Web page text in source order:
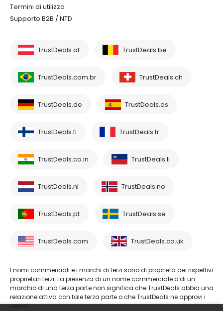
Termini di utilizzo
Supporto B2B / NTD
TrustDeals.at TrustDeals.be
TrustDeals.com.br TrustDeals.ch
TrustDeals.de TrustDeals.es
TrustDeals.fi TrustDeals.fr
TrustDeals.co.in TrustDeals.li
TrustDeals.nl TrustDeals.no
TrustDeals.pt TrustDeals.se
TrustDeals.com TrustDeals.co.uk
I nomi commerciali e i marchi di terzi sono di proprietà dei rispettivi
proprietari terzi. La presenza di un nome commerciale o di un
marchio di una terza parte non significa che TrustDeals abbia una
relazione attiva con tale terza parte o che TrustDeals ne approvi i
servizi.